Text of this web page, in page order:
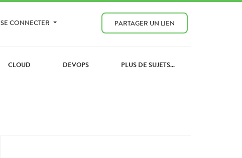
SE CONNECTER PARTAGER UN LIEN
CLOUD DEVOPS PLUS DE SUJETS...